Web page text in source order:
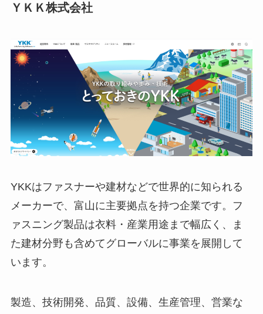
ＹＫＫ株式会社
YKKはファスナーや建材などで世界的に知られる
メーカーで、富山に主要拠点を持つ企業です。フ
ァスニング製品は衣料・産業用途まで幅広く、ま
た建材分野も含めてグローバルに事業を展開して
います。
製造、技術開発、品質、設備、生産管理、営業な